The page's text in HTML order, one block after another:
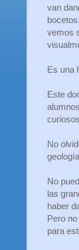
van
vemos
Es una
Este
No
No
las
haber
Pero
para